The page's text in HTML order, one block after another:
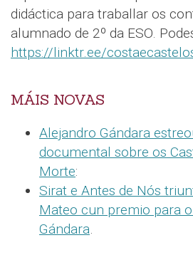
didáctica para traballar os
alumnado de 2º da ESO.
https://linktr.ee/
MÁIS NOVAS
Alejandro Gándara
documental sobre os
Morte:
Sirat e Antes de Nós
Mateo cun premio para
Gándara.